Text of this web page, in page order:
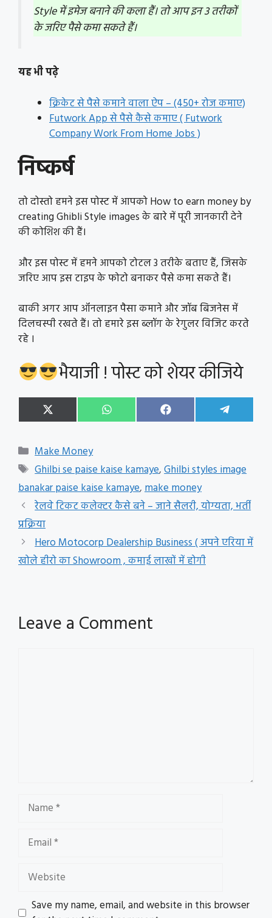
Style में इमेज बनाने की कला हैं। तो आप इन 3 तरीकों
के जरिए पैसे कमा सकते हैं।
यह भी पढ़े
क्रिकेट से पैसे कमाने वाला ऐप – (450+ रोज कमाए)
Futwork App से पैसे कैसे कमाए ( Futwork
Company Work From Home Jobs )
निष्कर्ष
तो दोस्तो हमने इस पोस्ट में आपको How to earn money by
creating Ghibli Style images के बारे में पूरी जानकारी देने
की कोशिश की हैं।
और इस पोस्ट में हमने आपको टोटल 3 तरीके बताए हैं, जिसके
जरिए आप इस टाइप के फोटो बनाकर पैसे कमा सकते हैं।
बाकी अगर आप ऑनलाइन पैसा कमाने और जॉब बिजनेस में
दिलचस्पी रखते हैं। तो हमारे इस ब्लॉग के रेगुलर विजिट करते
रहे ।
भैयाजी ! पोस्ट को शेयर कीजिये
Share
on
X
(
w
i
t
t
e
r
)
Share
on
W
h
A
p
p
Share
on
F
a
o
o
k
Share
on
e
r
a
Categories
Make Money
Tags
Ghilbi se paise kaise kamaye,Ghilbi styles image
banakar paise kaise kamaye,make money
रेलवे टिकट कलेक्टर कैसे बने – जाने सैलरी, योग्यता, भर्ती
प्रक्रिया
Hero Motocorp Dealership Business ( अपने एरिया में
खोले हीरो का Showroom , कमाई लाखों में होगी
Leave a Comment
Name
Email
Website
Save my name, email, and website in this browser